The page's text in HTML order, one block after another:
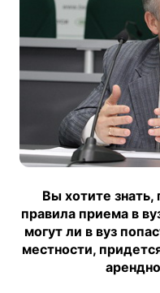
Вы хотите
правила приема в
могут ли в вуз
местности,